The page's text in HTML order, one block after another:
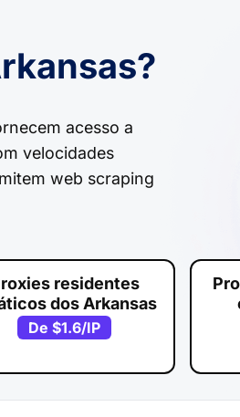
acesso a
velocidades
web scraping
residentes
dos Arkansas
De$1.6/IP